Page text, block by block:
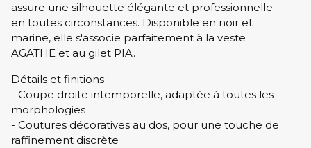
assure une silhouette élégante et professionnelle
en toutes circonstances. Disponible en noir et
marine, elle s'associe parfaitement à la veste
AGATHE et au gilet PIA.
Détails et finitions :
- Coupe droite intemporelle, adaptée à toutes les
morphologies
- Coutures décoratives au dos, pour une touche de
raffinement discrète